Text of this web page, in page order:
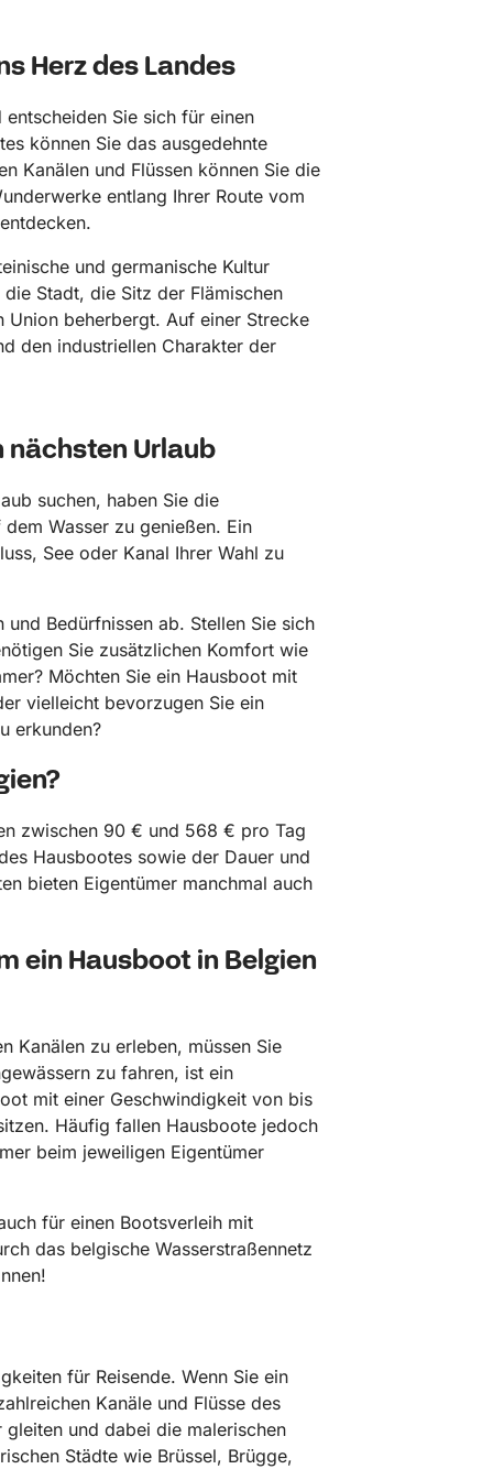
Herz des Landes
Sie sich für einen
können Sie das ausgedehnte
Kanälen und Flüssen können Sie die
entlang Ihrer Route vom
und germanische Kultur
Stadt, die Sitz der Flämischen
Union beherbergt. Auf einer Strecke
den industriellen Charakter der
nächsten Urlaub
suchen, haben Sie die
Wasser zu genießen. Ein
See oder Kanal Ihrer Wahl zu
Bedürfnissen ab. Stellen Sie sich
Sie zusätzlichen Komfort wie
Möchten Sie ein Hausboot mit
vielleicht bevorzugen Sie ein
erkunden?
zwischen 90 € und 568 € pro Tag
Hausbootes sowie der Dauer und
bieten Eigentümer manchmal auch
ein Hausboot in Belgien
Kanälen zu erleben, müssen Sie
zu fahren, ist ein
mit einer Geschwindigkeit von bis
Häufig fallen Hausboote jedoch
beim jeweiligen Eigentümer
für einen Bootsverleih mit
das belgische Wasserstraßennetz
für Reisende. Wenn Sie ein
Kanäle und Flüsse des
und dabei die malerischen
Städte wie Brüssel, Brügge,